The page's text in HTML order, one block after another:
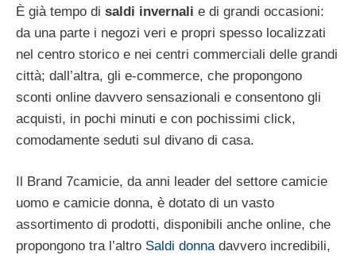
È già tempo di saldi invernali e di grandi occasioni:
da una parte i negozi veri e propri spesso localizzati
nel centro storico e nei centri commerciali delle grandi
città; dall’altra, gli e-commerce, che propongono
sconti online davvero sensazionali e consentono gli
acquisti, in pochi minuti e con pochissimi click,
comodamente seduti sul divano di casa.
Il Brand 7camicie, da anni leader del settore camicie
uomo e camicie donna, è dotato di un vasto
assortimento di prodotti, disponibili anche online, che
propongono tra l’altro Saldi donnadavvero incredibili,